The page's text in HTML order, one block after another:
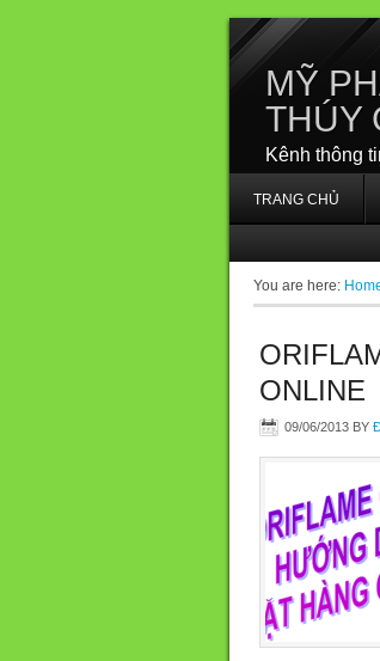
MỸ
THÚY
Kênh thông
TRANG CHỦ
You are here:
ONLINE
09/06/2013 BY